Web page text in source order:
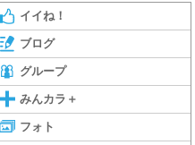
イイね！
ブログ
グループ
みんカラ＋
フォト